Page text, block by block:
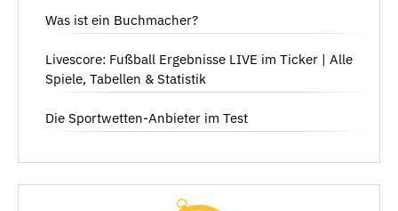
Was ist ein Buchmacher?
Livescore: Fußball Ergebnisse LIVE im Ticker | Alle
Spiele, Tabellen & Statistik
Die Sportwetten-Anbieter im Test